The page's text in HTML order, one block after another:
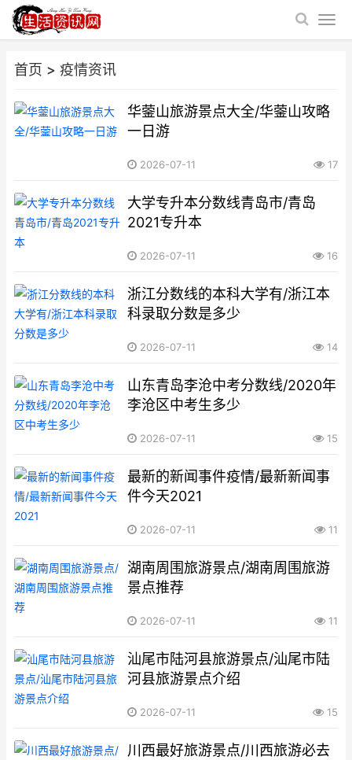
首页 > 疫情资讯
华蓥山旅游景点大全/华蓥山攻略
一日游
2026-07-11 17
大学专升本分数线青岛市/青岛
2021专升本
2026-07-11 16
浙江分数线的本科大学有/浙江本
科录取分数是多少
2026-07-11 14
山东青岛李沧中考分数线/2020年
李沧区中考生多少
2026-07-11 15
最新的新闻事件疫情/最新新闻事
件今天2021
2026-07-11 11
湖南周围旅游景点/湖南周围旅游
景点推荐
2026-07-11 11
汕尾市陆河县旅游景点/汕尾市陆
河县旅游景点介绍
2026-07-11 15
川西最好旅游景点/川西旅游必去